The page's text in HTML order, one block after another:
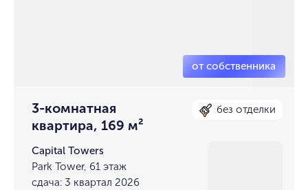
3-комнатная
квартира, 169 м²
без отделки
Capital Towers
Park Tower, 61 этаж
сдача: 3 квартал 2026